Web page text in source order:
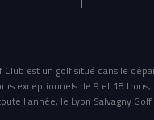
Club est un golf situé dans le
exceptionnels de 9 et 18
l'année, le Lyon Salvagny